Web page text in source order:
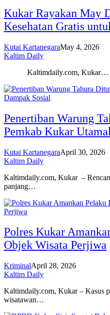
Kukar Rayakan May
Kesehatan Gratis
Kutai KartanegaraMay 4, 2026
Kaltim Daily
Kaltimdaily.com, Kukar…
Penertiban Warung
Pemkab Kukar
Kutai KartanegaraApril 30, 2026
Kaltim Daily
Kaltimdaily.com, Kukar –
panjang…
Polres Kukar
Objek Wisata Perjiwa
KriminalApril 28, 2026
Kaltim Daily
Kaltimdaily.com, Kukar – Kasus
wisatawan…